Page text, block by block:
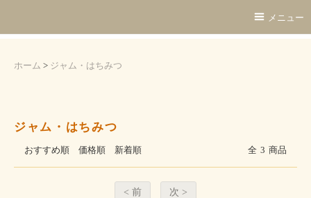
メニュー
ホーム > ジャム・はちみつ
ジャム・はちみつ
おすすめ順 価格順 新着順 全 3 商品
< 前
次 >